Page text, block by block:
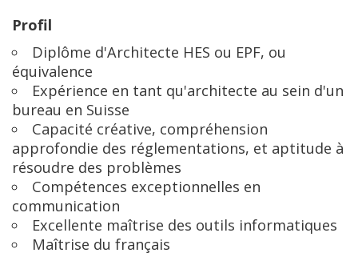
Profil
Diplôme d'Architecte HES ou EPF, ou
équivalence
Expérience en tant qu'architecte au sein d'un
bureau en Suisse
Capacité créative, compréhension
approfondie des réglementations, et aptitude à
résoudre des problèmes
Compétences exceptionnelles en
communication
Excellente maîtrise des outils informatiques
Maîtrise du français